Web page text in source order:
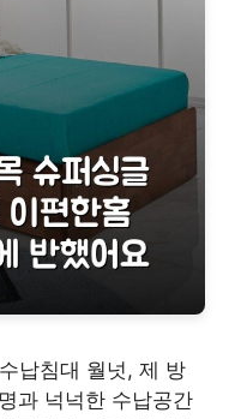
납침대 월넛, 제 방
과 넉넉한 수납공간